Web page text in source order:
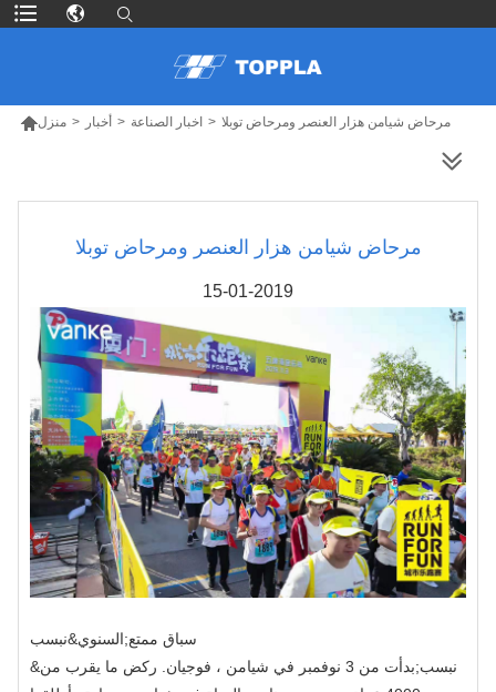
منزل > أخبار > اخبار الصناعة > مرحاض شيامن هزار العنصر ومرحاض توبلا
مرحاض شيامن هزار العنصر ومرحاض توبلا
15-01-2019
السنوي&نبسب;سباق ممتع
&نبسب;بدأت من 3 نوفمبر في شيامن ، فوجيان. ركض ما يقرب من